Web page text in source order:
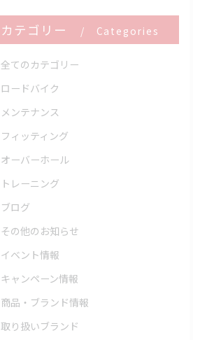
カテゴリー Categories
全てのカテゴリー
ロードバイク
メンテナンス
フィッティング
オーバーホール
トレーニング
ブログ
その他のお知らせ
イベント情報
キャンペーン情報
商品・ブランド情報
取り扱いブランド